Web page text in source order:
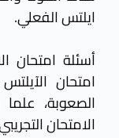
ايلتس الفعلي.
أسئلة امتحان
امتحان
الصعوبة، علما
الامتحان